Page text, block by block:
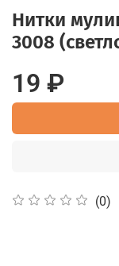
Нитки
3008
(0)
19 ₽